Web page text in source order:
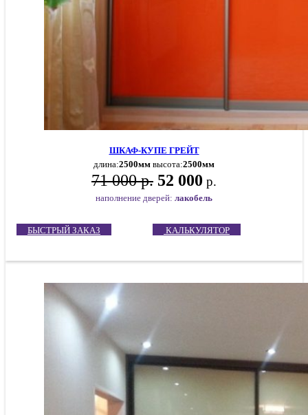
ШКАФ-КУПЕ ГРЕЙТ
длина:2500мм высота:2500мм
71 000 р. 52 000 р.
наполнение дверей: лакобель
БЫСТРЫЙ ЗАКАЗ КАЛЬКУЛЯТОР